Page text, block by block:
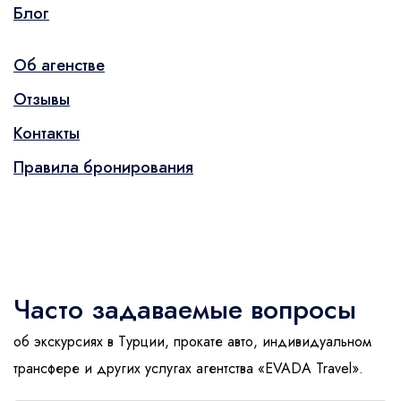
Блог
Об агенстве
Отзывы
Контакты
Правила бронирования
Часто задаваемые вопросы
об экскурсиях в Турции, прокате авто, индивидуальном
трансфере и других услугах агентства «EVADA Travel».
др.
На лошадях